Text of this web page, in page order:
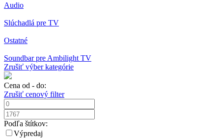
Audio
Slúchadlá pre TV
Ostatné
Soundbar pre Ambilight TV
Zrušiť výber kategórie
Cena od - do:
Zrušiť cenový filter
Podľa štítkov:
Výpredaj